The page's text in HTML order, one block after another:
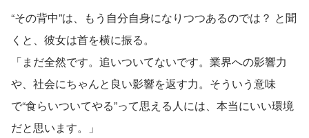
“その背中”は、もう自分自身になりつつあるのでは？ と聞
くと、彼女は首を横に振る。
「まだ全然です。追いついてないです。業界への影響力
や、社会にちゃんと良い影響を返す力。そういう意味
で“食らいついてやる”って思える人には、本当にいい環境
だと思います。」